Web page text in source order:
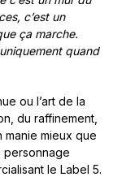
c’est un
ça marche.
quand
ou l’art de la
du raffinement,
manie mieux que
personnage
le Label 5.